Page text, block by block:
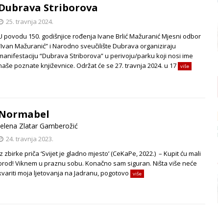
Striborova
25. travnja 2024.
povodu 150. godišnjice rođenja Ivane Brlić Mažuranić Mjesni odbor
Mažuranić” i Narodno sveučilište Dubrava organiziraju
“Dubrava Striborova” u perivoju/parku koji nosi ime
poznate književnice. Održat će se 27. travnja 2024. u 17
više
Zlatar Gamberožić
24. travnja 2023.
zbirke priča ‘Svijet je gladno mjesto’ (CeKaPe, 2022.) – Kupit ću mali
Viknem u praznu sobu. Konačno sam siguran. Ništa više neće
moja ljetovanja na Jadranu, pogotovo
više